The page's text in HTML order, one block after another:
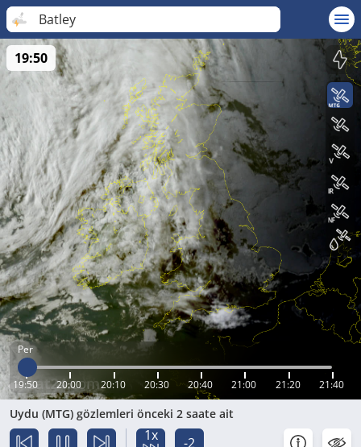
Batley
Per
19:50 20:00 20:10 20:30 20:40 21:00 21:20 21:40
19:50
Uydu (MTG) gözlemleri önceki 2 saate ait
1x
-2